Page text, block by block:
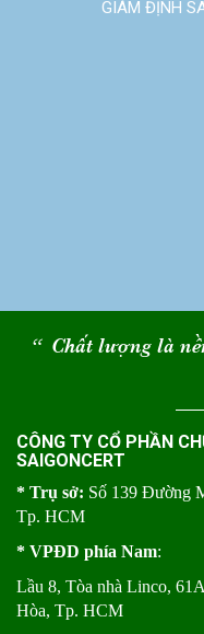
GIÁM ĐỊNH
“ Chất lượng là
CÔNG TY CỔ PHẦN
SAIGONCERT
* Trụ sở: Số 139 Đường
Tp. HCM
* VPĐD phía Nam:
Lầu 8, Tòa nhà Linco,
Hòa, Tp. HCM